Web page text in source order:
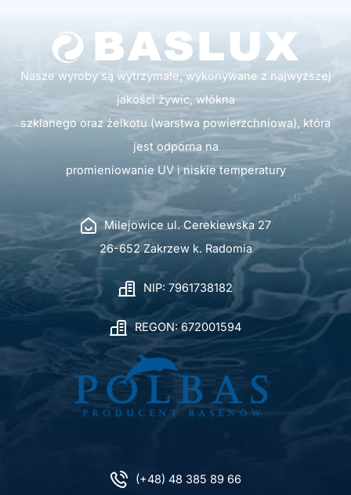
Nasze wyroby są wytrzymałe, wykonywane z najwyższej
jakości żywic, włókna
szklanego oraz żelkotu (warstwa powierzchniowa), która
jest odporna na
promieniowanie UV i niskie temperatury
Milejowice ul. Cerekiewska 27
26-652 Zakrzew k. Radomia
NIP: 7961738182
REGON: 672001594
(+48) 48 385 89 66